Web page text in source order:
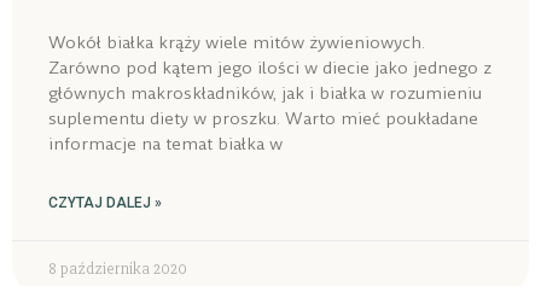
Wokół białka krąży wiele mitów żywieniowych.
Zarówno pod kątem jego ilości w diecie jako jednego z
głównych makroskładników, jak i białka w rozumieniu
suplementu diety w proszku. Warto mieć poukładane
informacje na temat białka w
CZYTAJ DALEJ »
8 października 2020